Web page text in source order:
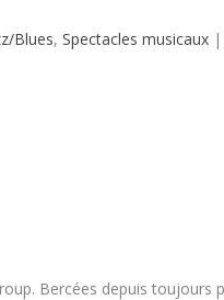
Blues, Spectacles musicaux|
Bercées depuis toujours